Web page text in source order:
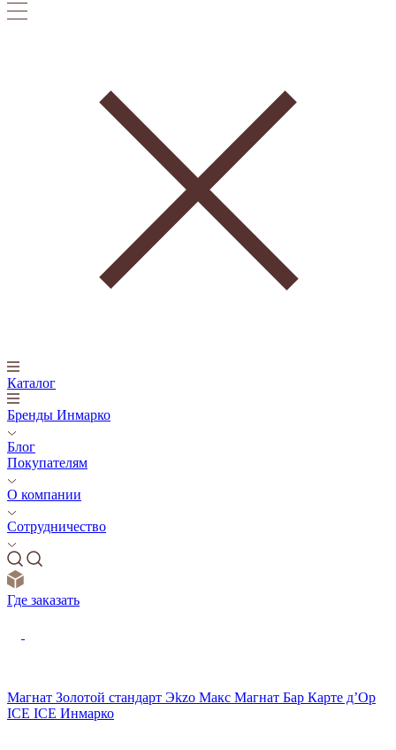
Каталог
Бренды Инмарко
Блог
Покупателям
О компании
Сотрудничество
Где заказать
Магнат Золотой стандарт Эkzо Макс Магнат Бар Карте д’Ор
ICE ICE Инмарко